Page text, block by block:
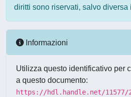
diritti sono riservati, salvo diversa
Informazioni
Utilizza questo identificativo per
a questo documento:
https://hdl.handle.net/11577/